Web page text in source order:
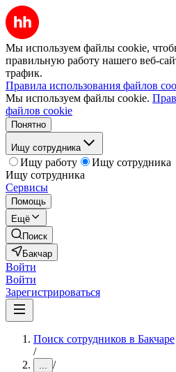
Мы используем файлы cookie,
правильную работу нашего веб-
трафик.
Правила использования файлов
Мы используем файлы cookie.
файлов cookie
Понятно
Ищу сотрудника
Ищу работу
Ищу сотрудника
Ищу сотрудника
Сервисы
Помощь
Ещё
Поиск
Бакчар
Войти
Войти
Зарегистрироваться
Поиск сотрудников в Бакчаре
/
... /